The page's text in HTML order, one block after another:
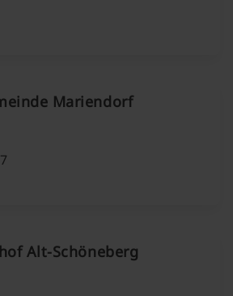
Mariendorf
Alt-Schöneberg